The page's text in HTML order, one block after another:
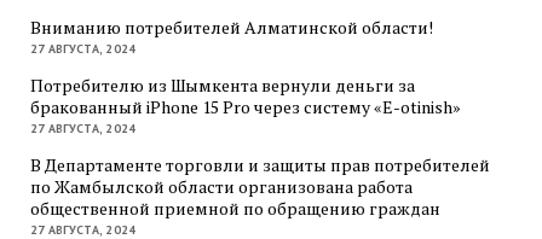
Вниманию потребителей Алматинской области!
27 АВГУСТА, 2024
Потребителю из Шымкента вернули деньги за
бракованный iPhone 15 Pro через систему «E-otinish»
27 АВГУСТА, 2024
В Департаменте торговли и защиты прав потребителей
по Жамбылской области организована работа
общественной приемной по обращению граждан
27 АВГУСТА, 2024